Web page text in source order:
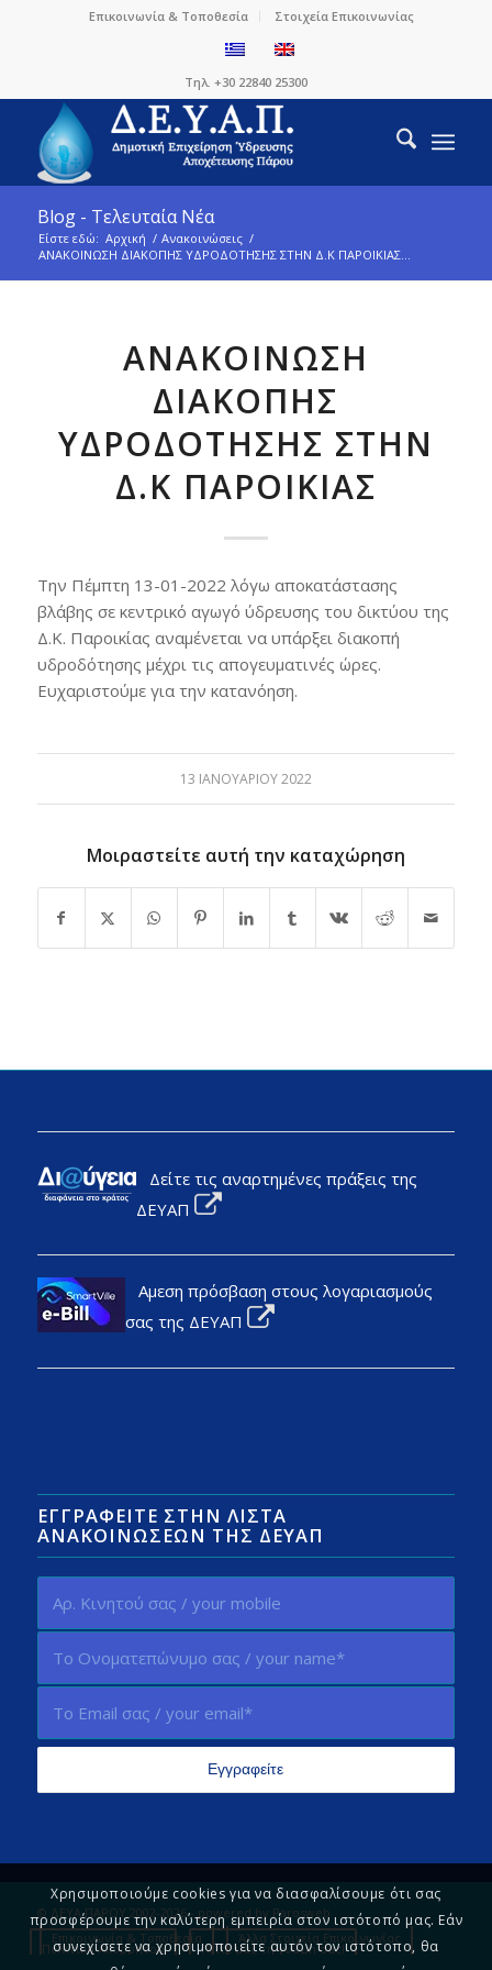
Επικοινωνία & Τοποθεσία Στοιχεία Επικοινωνίας
Τηλ. +30 22840 25300
Blog - Τελευταία Νέα
Είστε εδώ: Αρχική / Ανακοινώσεις /
ΑΝΑΚΟΙΝΩΣΗ ΔΙΑΚΟΠΗΣ ΥΔΡΟΔΟΤΗΣΗΣ ΣΤΗΝ Δ.Κ ΠΑΡΟΙΚΙΑΣ...
ΑΝΑΚΟΙΝΩΣΗ
ΔΙΑΚΟΠΗΣ
ΥΔΡΟΔΟΤΗΣΗΣ ΣΤΗΝ
Δ.Κ ΠΑΡΟΙΚΙΑΣ
Την Πέμπτη 13-01-2022 λόγω αποκατάστασης
βλάβης σε κεντρικό αγωγό ύδρευσης του δικτύου της
Δ.Κ. Παροικίας αναμένεται να υπάρξει διακοπή
υδροδότησης μέχρι τις απογευματινές ώρες.
Ευχαριστούμε για την κατανόηση.
13 ΙΑΝΟΥΑΡΊΟΥ 2022
Μοιραστείτε αυτή την καταχώρηση
Δείτε τις αναρτημένες πράξεις της
ΔΕΥΑΠ
Αμεση πρόσβαση στους λογαριασμούς
σας της ΔΕΥΑΠ
ΕΓΓΡΑΦΕΊΤΕ ΣΤΗΝ ΛΊΣΤΑ
ΑΝΑΚΟΙΝΏΣΕΩΝ ΤΗΣ ΔΕΥΑΠ
© ΔΕΥΑ ΠΑΡΟΥ 2002-2026 - powered by Parosweb
Επικοινωνία & Τοποθεσία
Άλλα Στοιχεία Επικοινωνίας
Πολιτική Απορρήτου Πείτε μας τη γνώμη σας!
Χρησιμοποιούμε cookies για να διασφαλίσουμε ότι σας
προσφέρουμε την καλύτερη εμπειρία στον ιστότοπό μας. Εάν
συνεχίσετε να χρησιμοποιείτε αυτόν τον ιστότοπο, θα